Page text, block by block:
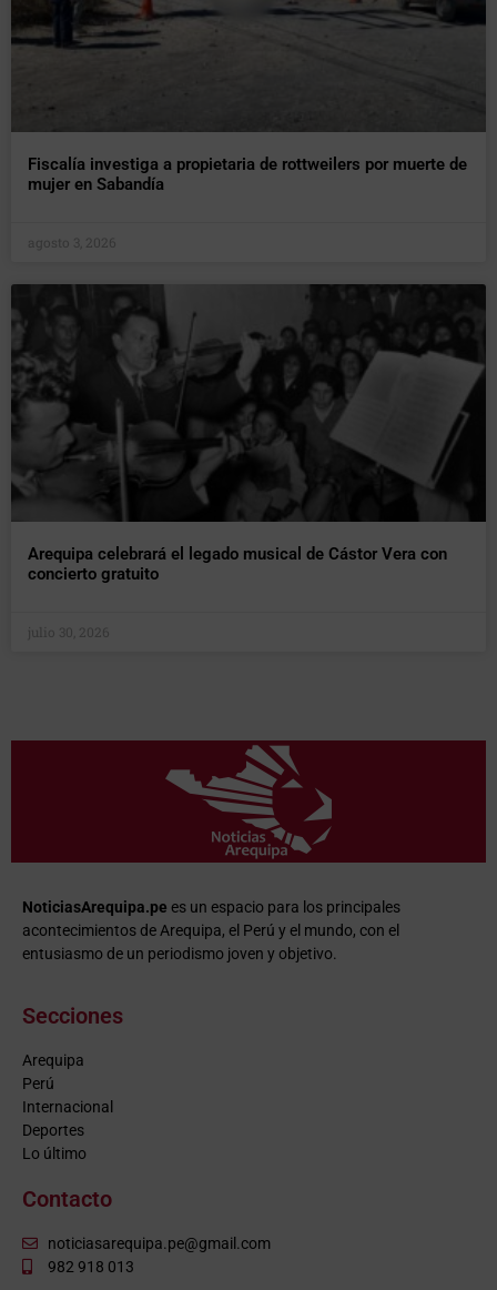
Fiscalía investiga a propietaria de rottweilers por muerte de
mujer en Sabandía
agosto 3, 2026
Arequipa celebrará el legado musical de Cástor Vera con
concierto gratuito
julio 30, 2026
NoticiasArequipa.pe es un espacio para los principales
acontecimientos de Arequipa, el Perú y el mundo, con el
entusiasmo de un periodismo joven y objetivo.
Secciones
Arequipa
Perú
Internacional
Deportes
Lo último
Contacto
noticiasarequipa.pe@gmail.com
982 918 013